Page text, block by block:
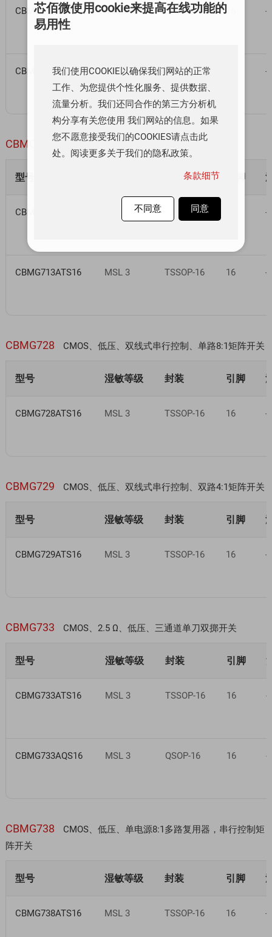
CBMG712AS16 MSL 3 SOP-16 16 -
CBMG712ATS16 MSL 3 TSSOP-16 -
CBMG713 CMOS、低压、2.5 Ω、四通道单刀单掷开关
型号 封装 引脚
CBMG713AS16 SOP-16 -
CBMG713ATS16 MSL 3 TSSOP-16 16 -
CBMG728 CMOS、低压、双线式串行控制、单路8:1矩阵开关
型号 湿敏等级 封装 引脚
CBMG728ATS16 MSL 3 TSSOP-16 16 -
CBMG729 CMOS、低压、双线式串行控制、双路4:1矩阵开关
型号 湿敏等级 封装 引脚
CBMG729ATS16 MSL 3 TSSOP-16 16 -
CBMG733 CMOS、2.5 Ω、低压、三通道单刀双掷开关
型号 湿敏等级 封装 引脚
CBMG733ATS16 MSL 3 TSSOP-16 16 -
CBMG733AQS16 MSL 3 QSOP-16 16 -
CBMG738
CMOS、低压、单电源8:1多路复用器，串行控制矩
阵开关
型号 湿敏等级 封装 引脚
CBMG738ATS16 MSL 3 TSSOP-16 16 -
芯佰微使用cookie来提高在线功能的
易用性
我们使用COOKIE以确保我们网站的正常
工作、为您提供个性化服务、提供数据、
流量分析。我们还同合作的第三方分析机
构分享有关您使用 我们网站的信息。如果
您不愿意接受我们的COOKIES请点击此
处。阅读更多关于我们的隐私政策。
条款细节
不同意 同意